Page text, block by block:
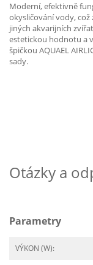
Moderní, efektivně
okysličování vody,
jiných akvarijních
estetickou hodnotu a
špičkou AQUAEL
sady.
Otázky a
Parametry
VÝKON (W):